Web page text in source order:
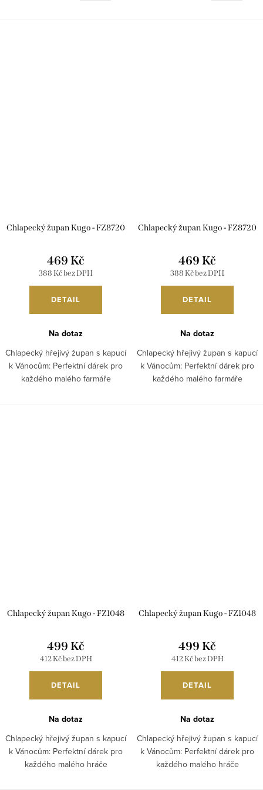
Chlapecký župan Kugo - FZ8720
388 Kč bez DPH
469 Kč
DETAIL
Na dotaz
Chlapecký hřejivý župan s kapucí
k Vánocům: Perfektní dárek pro
každého malého farmáře
Chlapecký župan Kugo - FZ8720
388 Kč bez DPH
469 Kč
DETAIL
Na dotaz
Chlapecký hřejivý župan s kapucí
k Vánocům: Perfektní dárek pro
každého malého farmáře
Chlapecký župan Kugo - FZ1048
412 Kč bez DPH
499 Kč
DETAIL
Na dotaz
Chlapecký hřejivý župan s kapucí
k Vánocům: Perfektní dárek pro
každého malého hráče
Chlapecký župan Kugo - FZ1048
412 Kč bez DPH
499 Kč
DETAIL
Na dotaz
Chlapecký hřejivý župan s kapucí
k Vánocům: Perfektní dárek pro
každého malého hráče